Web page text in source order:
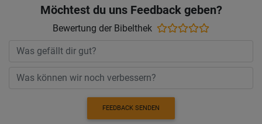
Möchtest du uns Feedback geben?
Bewertung der Bibelthek
FEEDBACK SENDEN